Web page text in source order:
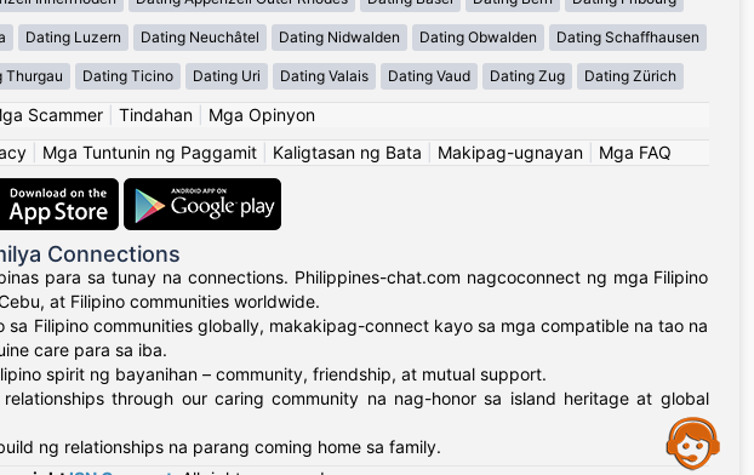
Dating Luzern Dating Neuchâtel Dating Nidwalden Dating Obwalden Dating Schaffhausen
Thurgau Dating Ticino Dating Uri Dating Valais Dating Vaud Dating Zug Dating Zürich
Scammer| Tindahan| Mga Opinyon
Mga Tuntunin ng Paggamit Kaligtasan ng Bata Makipag-ugnayan Mga FAQ
Connections
para sa tunay na connections. Philippines-chat.com nagcoconnect ng mga Filipino
at Filipino communities worldwide.
Filipino communities globally, makakipag-connect kayo sa mga compatible na tao na
care para sa iba.
spirit ng bayanihan – community, friendship, at mutual support.
through our caring community na nag-honor sa island heritage at global
ng relationships na parang coming home sa family.